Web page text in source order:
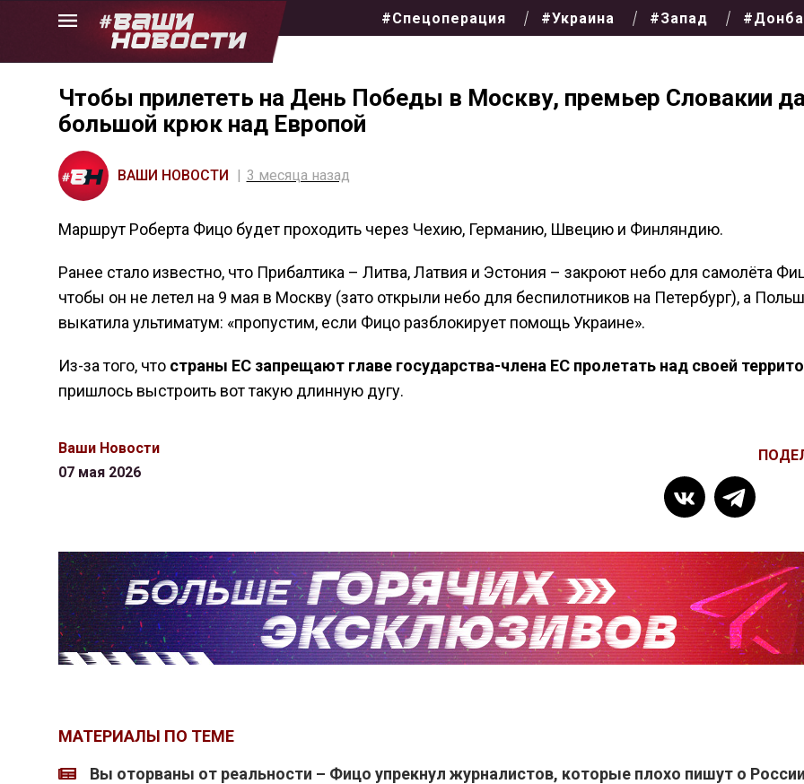
Skip
#Спецоперация #Украина #Запад
Чтобы прилететь на День Победы в Москву, премьер Словакии
большой крюк над Европой
ВАШИ НОВОСТИ 3 месяца назад
Маршрут Роберта Фицо будет проходить через Чехию, Германию, Швецию и Финляндию.
Ранее стало известно, что Прибалтика – Литва, Латвия и Эстония – закроют небо для самолёта
чтобы он не летел на 9 мая в Москву (зато открыли небо для беспилотников на Петербург), а
выкатила ультиматум: «пропустим, если Фицо разблокирует помощь Украине».
Из-за того, что страны ЕС запрещают главе государства-члена ЕС пролетать над своей
пришлось выстроить вот такую длинную дугу.
Ваши Новости
07 мая 2026
МАТЕРИАЛЫ ПО ТЕМЕ
Вы оторваны от реальности – Фицо упрекнул журналистов, которые плохо пишут о России